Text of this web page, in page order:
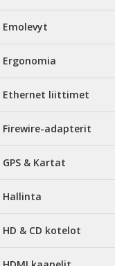
Emolevyt
Ergonomia
Ethernet liittimet
Firewire-adapterit
GPS & Kartat
Hallinta
HD & CD kotelot